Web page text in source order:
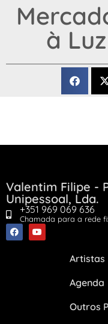
à
Valentim Filipe -
Unipessoal, Lda.
+351 969 069 636
Chamada para a rede
Artistas
Agenda
Outros